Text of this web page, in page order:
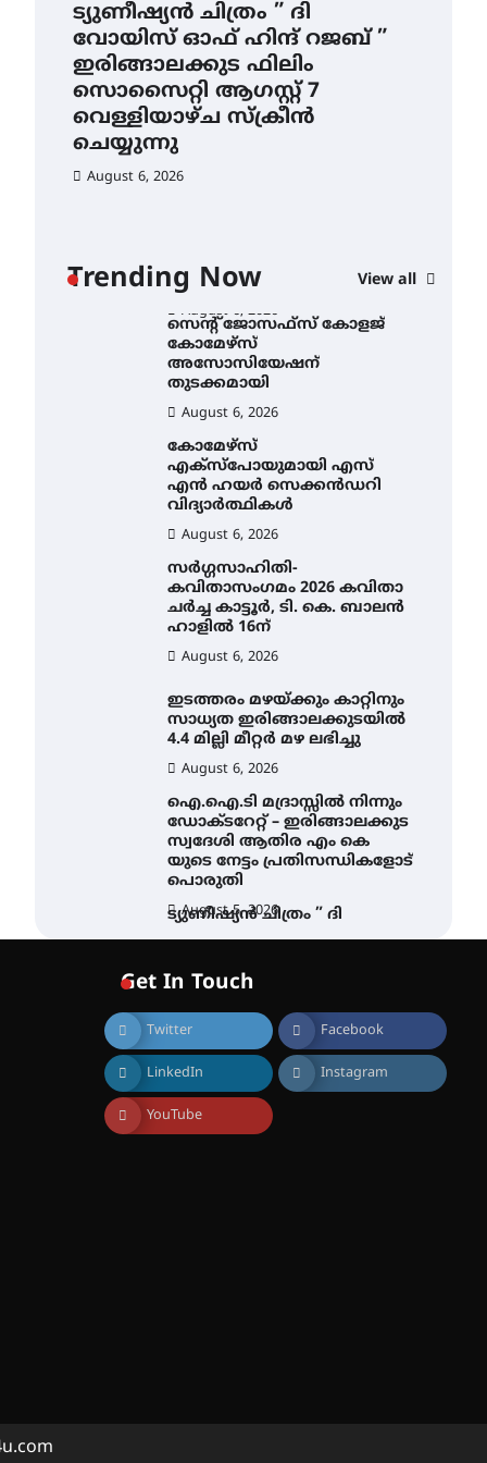
ട്യുണീഷ്യൻ ചിത്രം ” ദി
വോയിസ് ഓഫ് ഹിന്ദ് റജബ് ”
ഇരിങ്ങാലക്കുട ഫിലിം
സൊസൈറ്റി ആഗസ്റ്റ് 7
വെള്ളിയാഴ്ച സ്‌ക്രീൻ
ചെയ്യുന്നു
August 6, 2026
Trending Now View all
4.4 മില്ലി മീറ്റർ മഴ ലഭിച്ചു
August 6, 2026
ഐ.ഐ.ടി മദ്രാസ്സിൽ നിന്നും
ഡോക്ടറേറ്റ് – ഇരിങ്ങാലക്കുട
സ്വദേശി ആതിര എം കെ
യുടെ നേട്ടം പ്രതിസന്ധികളോട്
പൊരുതി
August 5, 2026
ട്യുണീഷ്യൻ ചിത്രം ” ദി
ചെയ്യുന്നു
August 6, 2026
സെന്റ് ജോസഫ്സ് കോളജ്
കോമേഴ്‌സ്
അസോസിയേഷന്
തുടക്കമായി
August 6, 2026
കോമേഴ്സ്
എക്സ്പോയുമായി എസ്
എൻ ഹയർ സെക്കൻഡറി
വിദ്യാർത്ഥികൾ
August 6, 2026
സർഗ്ഗസാഹിതി-
കവിതാസംഗമം 2026 കവിതാ
ചർച്ച കാട്ടൂർ, ടി. കെ. ബാലൻ
ഹാളിൽ 16ന്
August 6, 2026
ഇടത്തരം മഴയ്ക്കും കാറ്റിനും
സാധ്യത ഇരിങ്ങാലക്കുടയിൽ
4.4 മില്ലി മീറ്റർ മഴ ലഭിച്ചു
August 6, 2026
ഐ.ഐ.ടി മദ്രാസ്സിൽ നിന്നും
ഡോക്ടറേറ്റ് – ഇരിങ്ങാലക്കുട
സ്വദേശി ആതിര എം കെ
യുടെ നേട്ടം പ്രതിസന്ധികളോട്
പൊരുതി
August 5, 2026
ട്യുണീഷ്യൻ ചിത്രം ” ദി
സൊസൈറ്റി ആഗസ്റ്റ് 7
വെള്ളിയാഴ്ച സ്‌ക്രീൻ
ചെയ്യുന്നു
August 6, 2026
സെന്റ് ജോസഫ്സ് കോളജ്
കോമേഴ്‌സ്
അസോസിയേഷന്
തുടക്കമായി
Get In Touch
Twitter Facebook
LinkedIn Instagram
YouTube